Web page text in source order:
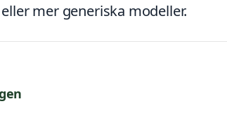
mer generiska modeller.